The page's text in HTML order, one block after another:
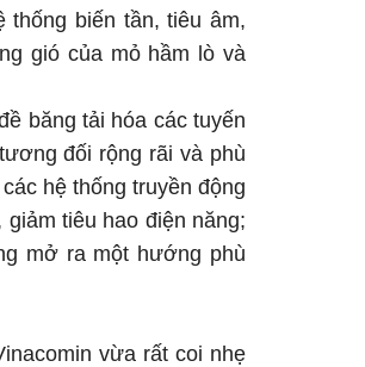
biến tần, tiêu âm,
gió của mỏ hầm lò và
băng tải hóa các tuyến
đối rộng rãi và phù
hệ thống truyền động
tiêu hao điện năng;
mở ra một hướng phù
vừa rất coi nhẹ